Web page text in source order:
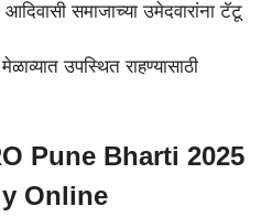
समाजाच्या उमेदवारांना टॅटू
उपस्थित राहण्यासाठी
Pune Bharti 2025
Online